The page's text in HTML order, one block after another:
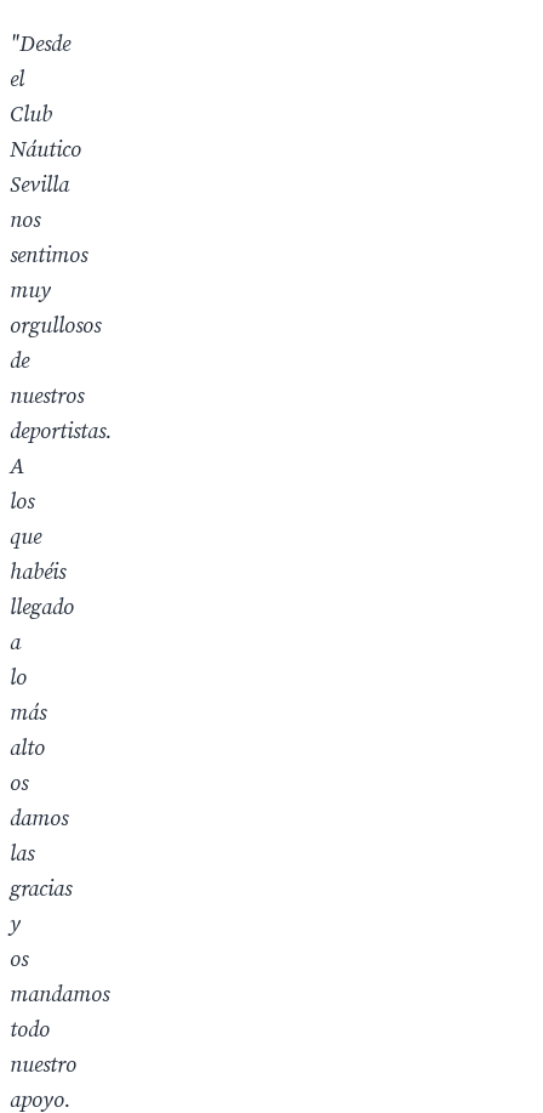
"Desde
el
Club
Náutico
Sevilla
nos
sentimos
muy
orgullosos
de
nuestros
deportistas.
A
los
que
habéis
llegado
a
lo
más
alto
os
damos
las
gracias
y
os
mandamos
todo
nuestro
apoyo.